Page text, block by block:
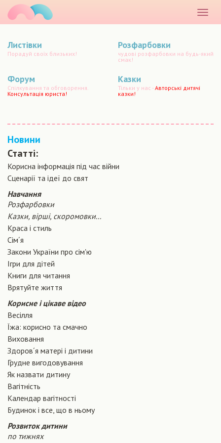
меню
Листівки
Порадуй своїх близьких!
Розфарбовки
чудові розфарбовки на будь-який
смак!
Форум
Спілкування та обговорення.
Консультація юриста!
Казки
Тільки у нас -Авторські дитячі
казки!
Новини
Статті:
Корисна інформація під час війни
Сценарiї та iдеї до свят
Навчання
Розфарбовки
Казки, вірші, скоромовки...
Краса і стиль
Сiм´я
Закони України про сiм'ю
Ігри для дітей
Книги для читання
Врятуйте життя
Корисне і цікаве відео
Весілля
Їжа: корисно та смачно
Виховання
Здоров´я матері і дитини
Грудне вигодовування
Як назвати дитину
Вагiтнiсть
Календар вагітності
Будинок і все, що в ньому
Розвиток дитини
по тижнях